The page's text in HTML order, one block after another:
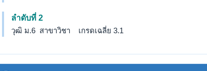
ลำดับที่ 2
วุฒิ ม.6 สาขาวิชา เกรดเฉลี่ย 3.1